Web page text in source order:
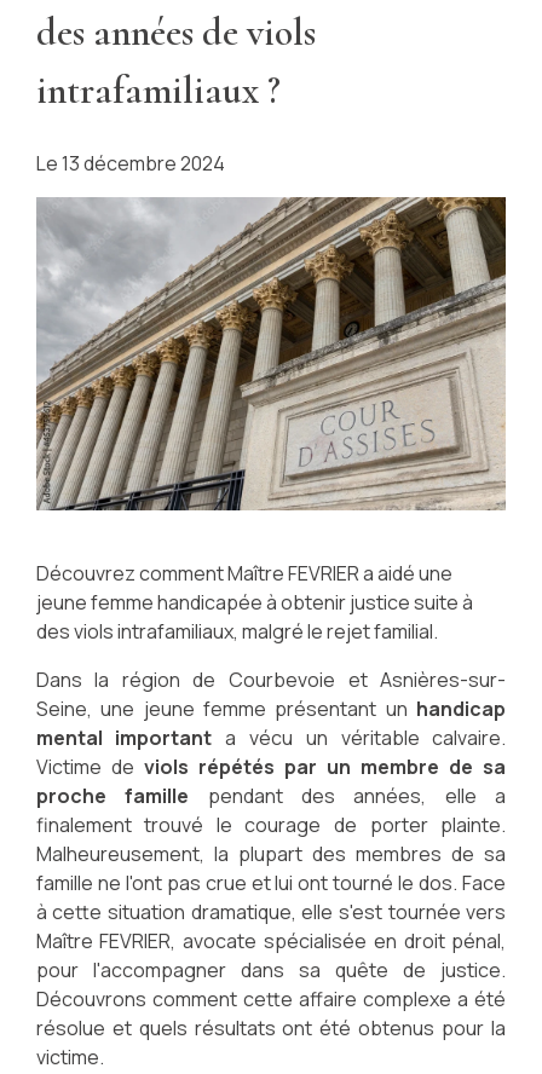
des années de viols
intrafamiliaux ?
Le13 décembre 2024
Découvrez comment Maître FEVRIER a aidé une
jeune femme handicapée à obtenir justice suite à
des viols intrafamiliaux, malgré le rejet familial.
Dans la région de Courbevoie et Asnières-sur-
Seine, une jeune femme présentant un handicap
mental important a vécu un véritable calvaire.
Victime de viols répétés par un membre de sa
proche famille pendant des années, elle a
finalement trouvé le courage de porter plainte.
Malheureusement, la plupart des membres de sa
famille ne l'ont pas crue et lui ont tourné le dos. Face
à cette situation dramatique, elle s'est tournée vers
Maître FEVRIER, avocate spécialisée en droit pénal,
pour l'accompagner dans sa quête de justice.
Découvrons comment cette affaire complexe a été
résolue et quels résultats ont été obtenus pour la
victime.